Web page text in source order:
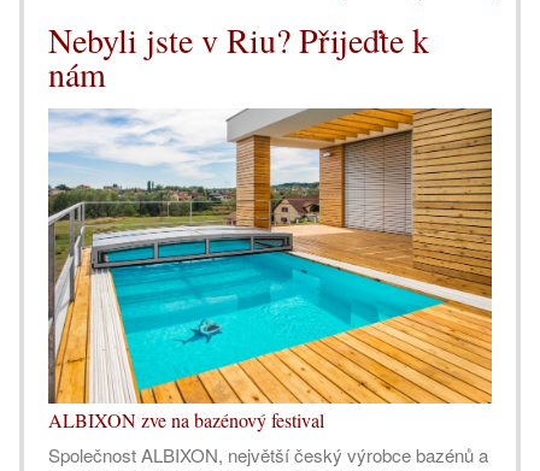
Nebyli jste v Riu? Přijeďte k
nám
ALBIXON zve na bazénový festival
Společnost ALBIXON, největší český výrobce bazénů a